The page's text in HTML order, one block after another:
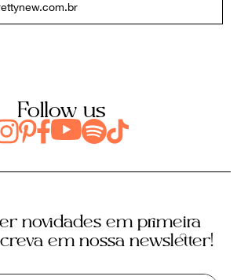
Follow us
novidades em primeira
em nossa newsletter!